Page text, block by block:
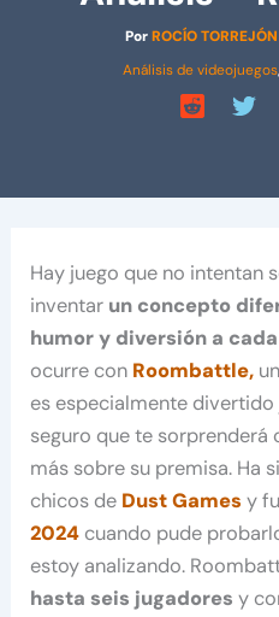
PorROCÍO TORREJÓN
Análisis de videojuegos,
Hay juego que no intentan
inventar un concepto
humor y diversión a
ocurre con Roombattle,
es especialmente
seguro que te sorprenderá
más sobre su premisa. Ha
chicos de Dust Games y
2024 cuando pude
estoy analizando.
hasta seis jugadoresy